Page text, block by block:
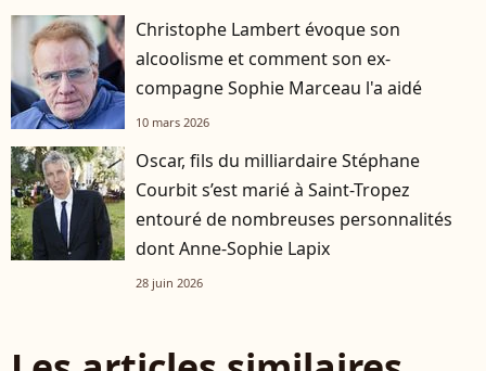
Christophe Lambert évoque son
alcoolisme et comment son ex-
compagne Sophie Marceau l'a aidé
10 mars 2026
Oscar, fils du milliardaire Stéphane
Courbit s’est marié à Saint-Tropez
entouré de nombreuses personnalités
dont Anne-Sophie Lapix
28 juin 2026